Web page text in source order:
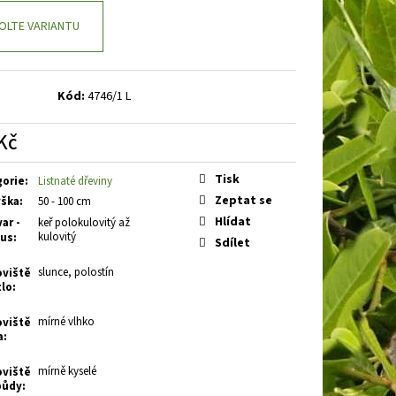
VARIANTU
Kód: 4746/1 L
: Listnaté dřeviny
: 50 - 100 cm
-
:
keř polokulovitý až
kulovitý
:
slunce, polostín
:
mírné vlhko
:
mírně kyselé
Tisk
Zeptat se
Hlídat
Sdílet